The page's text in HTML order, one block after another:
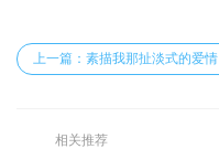
上一篇：素描我那扯淡式的爱情
相关推荐